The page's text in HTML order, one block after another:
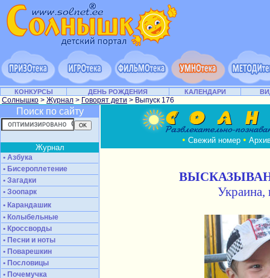
КОНКУРСЫ ДЕНЬ РОЖДЕНИЯ КАЛЕНДАРИ
Солнышко > Журнал > Говорят дети > Выпуск 176
Поиск по сайту
Журнал
• Азбука
• Бисероплетение
• Загадки
• Зоопарк
• Карандашик
• Колыбельные
• Кроссворды
• Песни и ноты
• Поварешкин
• Пословицы
• Почемучка
• Свежий номер •
Украина,